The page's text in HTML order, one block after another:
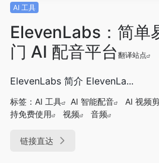
AI 工具
ElevenLabs：简单
门 AI 配音平台 翻译站点
ElevenLabs 简介 ElevenLa...
标签： AI 工具 AI 智能配音 AI 视频
持免费使用
视频 音频
链接直达